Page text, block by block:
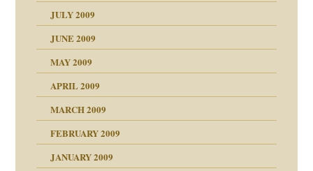
JULY 2009
JUNE 2009
MAY 2009
APRIL 2009
MARCH 2009
FEBRUARY 2009
JANUARY 2009